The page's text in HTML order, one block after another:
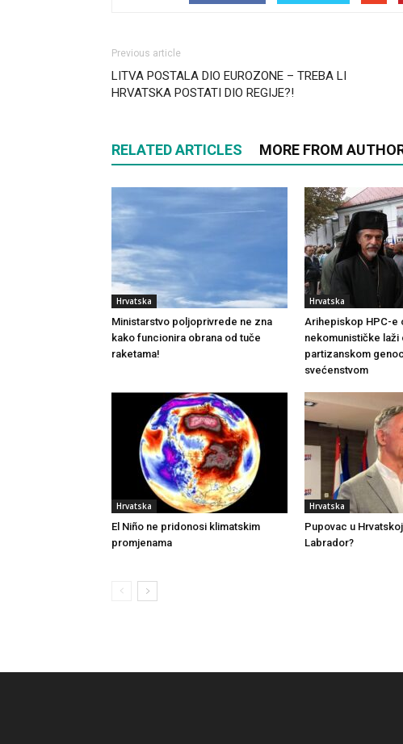
Previous article
LITVA POSTALA DIO EUROZONE – TREBA LI
HRVATSKA POSTATI DIO REGIJE?!
RELATED ARTICLES MORE FROM
Hrvatska
Ministarstvo poljoprivrede ne zna
kako funcionira obrana od tuče
raketama!
Hrvatska
Arihepiskop HPC-e
nekomunističke laži
partizanskom
svećenstvom
Hrvatska
El Niño ne pridonosi klimatskim
promjenama
Hrvatska
Pupovac u
Labrador?